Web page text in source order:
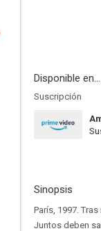
Disponible en...
Suscripción
Sinopsis
París, 1997.
Juntos deben